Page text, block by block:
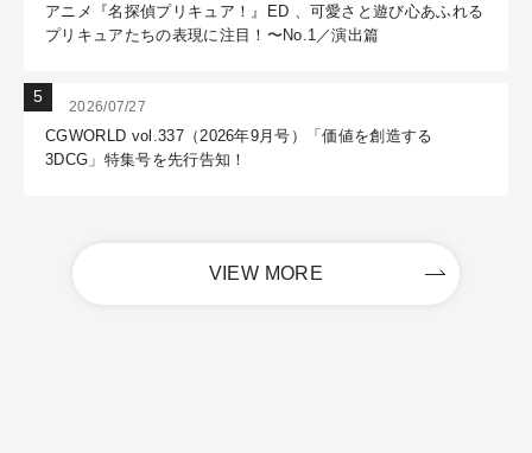
アニメ『名探偵プリキュア！』ED 、可愛さと遊び心あふれる
プリキュアたちの表現に注目！〜No.1／演出篇
2026/07/27
CGWORLD vol.337（2026年9月号）「価値を創造する
3DCG」特集号を先行告知！
VIEW MORE